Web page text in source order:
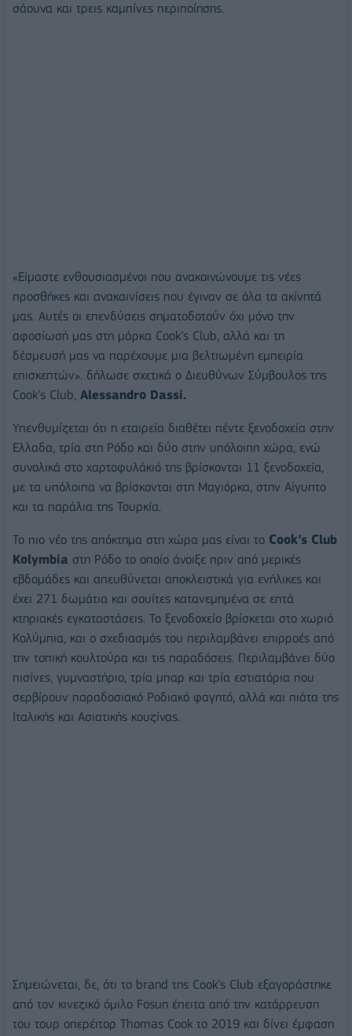
σάουνα και τρεις καμπίνες περιποίησης.
«Είμαστε ενθουσιασμένοι που ανακοινώνουμε τις νέες
προσθήκες και ανακαινίσεις που έγιναν σε όλα τα ακίνητά
μας. Αυτές οι επενδύσεις σηματοδοτούν όχι μόνο την
αφοσίωσή μας στη μάρκα Cook’s Club, αλλά και τη
δέσμευσή μας να παρέχουμε μια βελτιωμένη εμπειρία
επισκεπτών». δήλωσε σχετικά ο Διευθύνων Σύμβουλος της
Cook’s Club, Alessandro Dassi.
Υπενθυμίζεται ότι η εταιρεία διαθέτει πέντε ξενοδοχεία στην
Ελλαδα, τρία στη Ρόδο και δύο στην υπόλοιπη χώρα, ενώ
συνολικά στο χαρτοφυλάκιό της βρίσκονται 11 ξενοδοχεία,
με τα υπόλοιπα να βρίσκονται στη Μαγιόρκα, στην Αίγυπτο
και τα παράλια της Τουρκία.
Το πιο νέο της απόκτημα στη χώρα μας είναι το Cook’s Club
Kolymbia στη Ρόδο το οποίο άνοιξε πριν από μερικές
εβδομάδες και απευθύνεται αποκλειστικά για ενήλικες και
έχει 271 δωμάτια και σουίτες κατανεμημένα σε επτά
κτηριακές εγκαταστάσεις. Το ξενοδοχείο βρίσκεται στο χωριό
Κολύμπια, και ο σχεδιασμός του περιλαμβάνει επιρροές από
την τοπική κουλτούρα και τις παραδόσεις. Περιλαμβάνει δύο
πισίνες, γυμναστήριο, τρία μπαρ και τρία εστιατόρια που
σερβίρουν παραδοσιακό Ροδιακό φαγητό, αλλά και πιάτα της
Ιταλικής και Ασιατικής κουζίνας.
Σημειώνεται, δε, ότι το brand της Cook’s Club εξαγοράστηκε
από τον κινεζικό όμιλο Fosun έπειτα από την κατάρρευση
του τουρ οπερέιτορ Thomas Cook το 2019 και δίνει έμφαση